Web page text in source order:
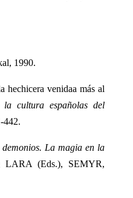
1990.
hechicera venidaa más al
cultura españolas del
442.
demonios. La magia en la
(Eds.), SEMYR,